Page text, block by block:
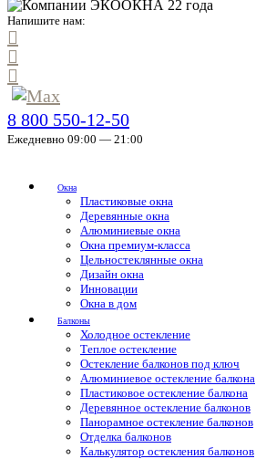
Напишите нам:
8 800 550-12-50
Ежедневно 09:00 — 21:00
Окна
Пластиковые окна
Деревянные окна
Алюминиевые окна
Окна премиум-класса
Цельностеклянные окна
Дизайн окна
Инновации
Окна в дом
Балконы
Холодное остекление
Теплое остекление
Остекление балконов под ключ
Алюминиевое остекление балкона
Пластиковое остекление балкона
Деревянное остекление балконов
Панорамное остекление балконов
Отделка балконов
Калькулятор остекления балконов